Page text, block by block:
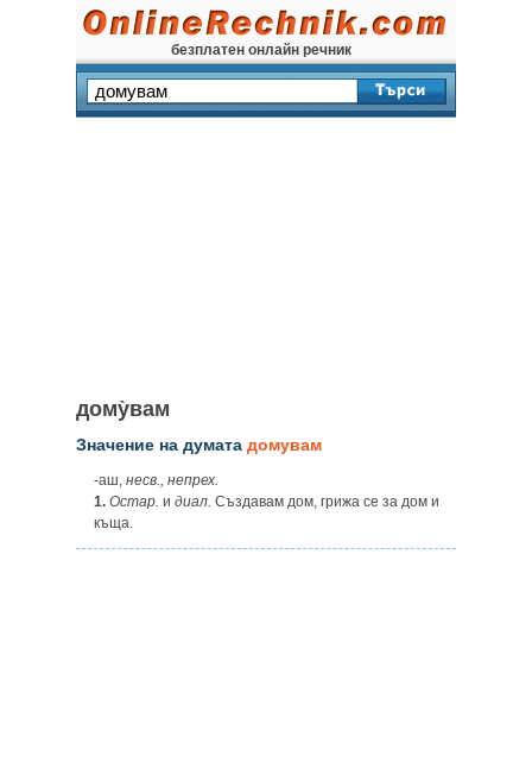
безплатен онлайн речник
дому̀вам
Значение на думата домувам
‑аш, несв., непрех.
1. Остар. и диал. Създавам дом, грижа се за дом и
къща.